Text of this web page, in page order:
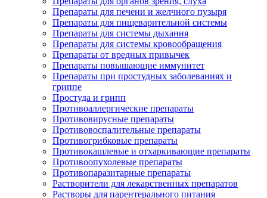
Препараты для печени и желчного пузыря
Препараты для пищеварительной системы
Препараты для системы дыхания
Препараты для системы кровообращения
Препараты от вредных привычек
Препараты повышающие иммунитет
Препараты при простудных заболеваниях и
гриппе
Простуда и грипп
Противоаллергические препараты
Противовирусные препараты
Противовоспалительные препараты
Противогрибковые препараты
Противокашлевые и отхаркивающие препараты
Противоопухолевые препараты
Противопаразитарные препараты
Растворители для лекарственных препаратов
Растворы для парентерального питания